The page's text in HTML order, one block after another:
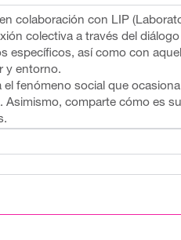
colaboración con LIP
colectiva a través del
específicos, así como con
y entorno.
fenómeno social que
comparte cómo es